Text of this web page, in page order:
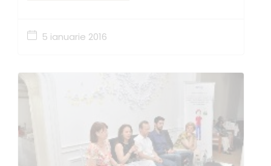
5 ianuarie 2016